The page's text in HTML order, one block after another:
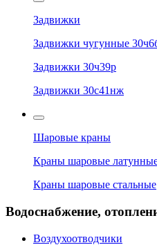
Задвижки
Задвижки чугунные
Задвижки 30ч39р
Задвижки 30с41нж
Шаровые краны
Краны шаровые
Краны шаровые стальные
Водоснабжение,
Воздухоотводчики